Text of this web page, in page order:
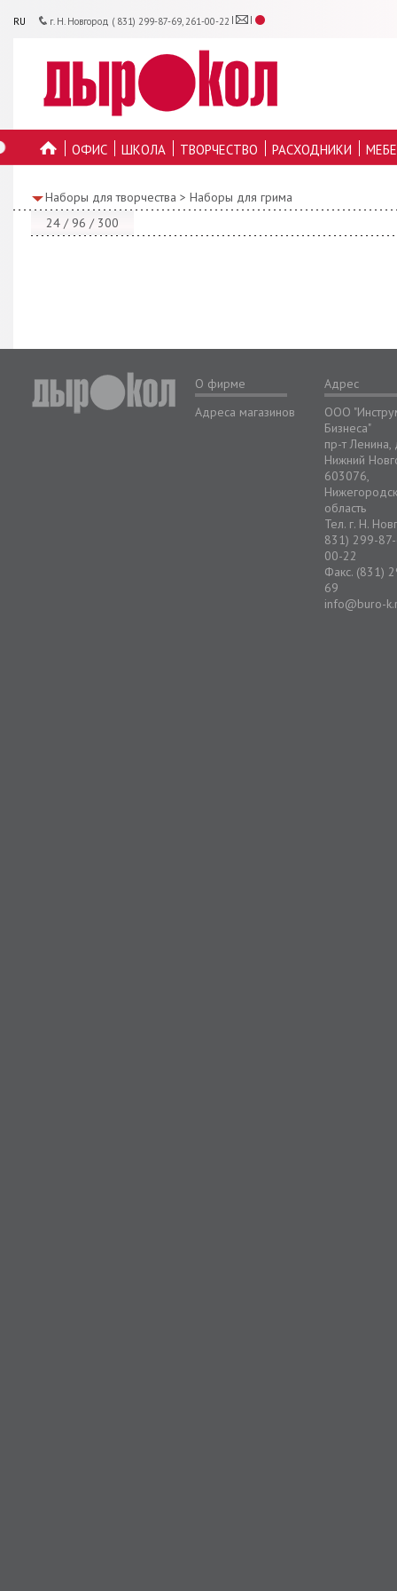
RU г. Н. Новгород ( 831) 299-87-69, 261-00-22
ОФИС ШКОЛА ТВОРЧЕСТВО РАСХОДНИКИ
Наборы для творчества > Наборы для грима
24 / 96 / 300
О фирме
Адреса магазинов
Адрес
ООО
Бизнеса"
пр-т
Нижний
603076,
область
Тел. г. Н.
831) 299-
00-22
Факс. (831)
69
info@buro-